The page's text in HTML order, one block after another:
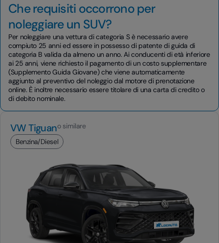
Che requisiti occorrono per
noleggiare un SUV?
Per noleggiare una vettura di categoria S è necessario avere
compiuto 25 anni ed essere in possesso di patente di guida di
categoria B valida da almeno un anno. Ai conducenti di età inferiore
ai 25 anni, viene richiesto il pagamento di un costo supplementare
(Supplemento Guida Giovane) che viene automaticamente
aggiunto al preventivo del noleggio dal motore di prenotazione
online. È inoltre necessario essere titolare di una carta di credito o
di debito nominale.
VW Tiguano similare
Benzina/Diesel